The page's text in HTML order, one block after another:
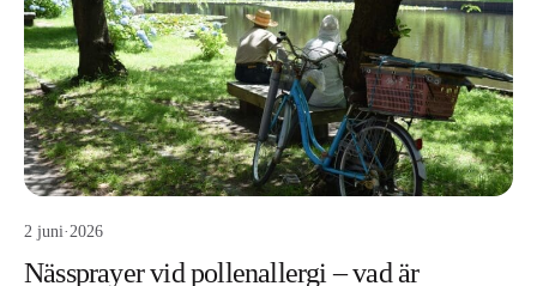
2 juni· 2026
Nässprayer vid pollenallergi – vad är